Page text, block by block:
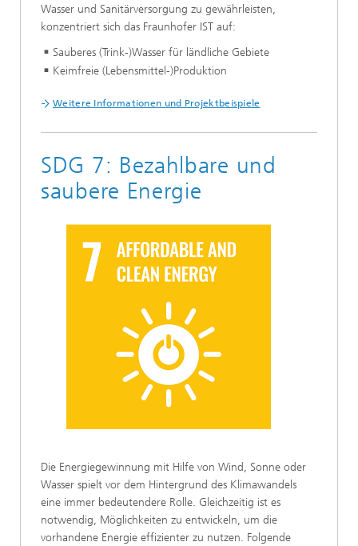
Wasser und Sanitärversorgung zu gewährleisten,
konzentriert sich das Fraunhofer IST auf:
Sauberes (Trink-)Wasser für ländliche Gebiete
Keimfreie (Lebensmittel-)Produktion
Weitere Informationen und Projektbeispiele
SDG 7: Bezahlbare und
saubere Energie
Die Energiegewinnung mit Hilfe von Wind, Sonne oder
Wasser spielt vor dem Hintergrund des Klimawandels
eine immer bedeutendere Rolle. Gleichzeitig ist es
notwendig, Möglichkeiten zu entwickeln, um die
vorhandene Energie effizienter zu nutzen. Folgende